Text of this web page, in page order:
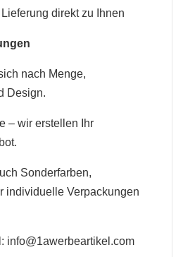
direkt zu Ihnen
nach Menge,
Design.
– wir erstellen Ihr
Sonderfarben,
individuelle Verpackungen
info@1awerbeartikel.com